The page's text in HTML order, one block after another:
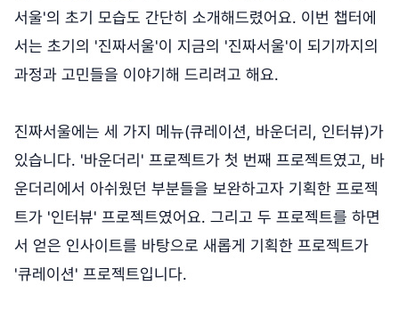
서울'의 초기 모습도 간단히 소개해드렸어요. 이번 챕터에
서는 초기의 '진짜서울'이 지금의 '진짜서울'이 되기까지의
과정과 고민들을 이야기해 드리려고 해요.
진짜서울에는 세 가지 메뉴(큐레이션, 바운더리, 인터뷰)가
있습니다. '바운더리' 프로젝트가 첫 번째 프로젝트였고, 바
운더리에서 아쉬웠던 부분들을 보완하고자 기획한 프로젝
트가 '인터뷰' 프로젝트였어요. 그리고 두 프로젝트를 하면
서 얻은 인사이트를 바탕으로 새롭게 기획한 프로젝트가
'큐레이션' 프로젝트입니다.